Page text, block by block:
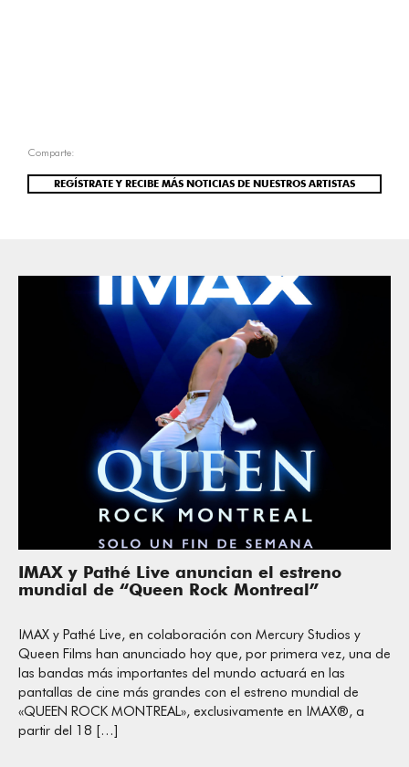
Comparte:
REGÍSTRATE Y RECIBE MÁS NOTICIAS DE NUESTROS ARTISTAS
IMAX y Pathé Live anuncian el estreno
mundial de “Queen Rock Montreal”
IMAX y Pathé Live, en colaboración con Mercury Studios y
Queen Films han anunciado hoy que, por primera vez, una de
las bandas más importantes del mundo actuará en las
pantallas de cine más grandes con el estreno mundial de
«QUEEN ROCK MONTREAL», exclusivamente en IMAX®, a
partir del 18 […]